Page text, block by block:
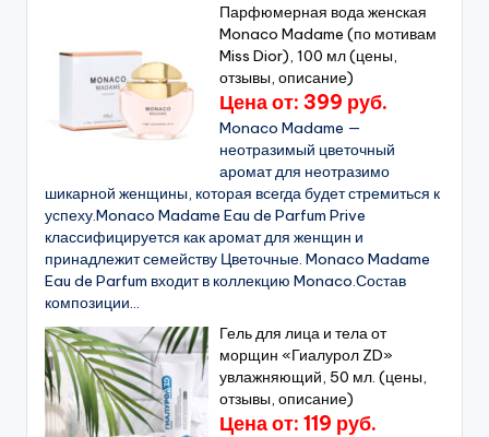
Парфюмерная вода женская
Monaco Madame (по мотивам
Miss Dior), 100 мл (цены,
отзывы, описание)
Цена от: 399 руб.
Monaco Madame —
неотразимый цветочный
аромат для неотразимо
шикарной женщины, которая всегда будет стремиться к
успеху.Monaco Madame Eau de Parfum Prive
классифицируется как аромат для женщин и
принадлежит семейству Цветочные. Monaco Madame
Eau de Parfum входит в коллекцию Monaco.Состав
композиции...
Гель для лица и тела от
морщин «Гиалурол ZD»
увлажняющий, 50 мл. (цены,
отзывы, описание)
Цена от: 119 руб.